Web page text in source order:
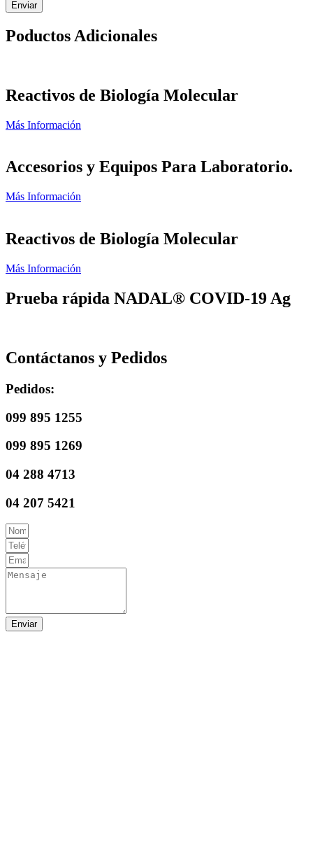
Enviar
Poductos Adicionales
Reactivos de Biología Molecular
Más Información
Accesorios y Equipos Para Laboratorio.
Más Información
Reactivos de Biología Molecular
Más Información
Prueba rápida NADAL® COVID-19 Ag
Contáctanos y Pedidos
Pedidos:
099 895 1255
099 895 1269
04 288 4713
04 207 5421
Enviar